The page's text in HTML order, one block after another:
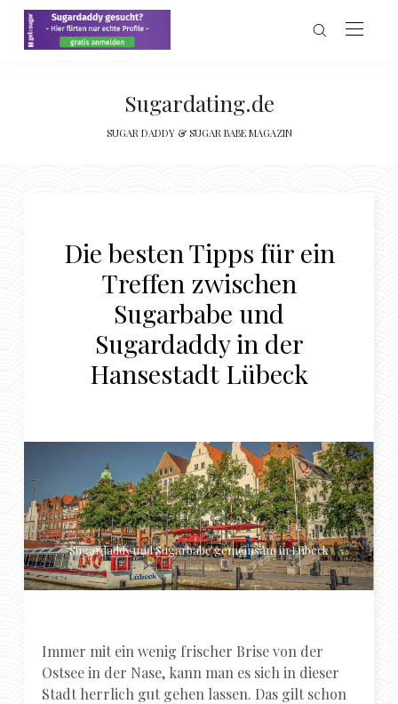
Sugardating.de
SUGAR DADDY & SUGAR BABE MAGAZIN
Die besten Tipps für ein
Treffen zwischen
Sugarbabe und
Sugardaddy in der
Hansestadt Lübeck
Sugardaddy und Sugarbabe gemeinsam in Lübeck
Immer mit ein wenig frischer Brise von der
Ostsee in der Nase, kann man es sich in dieser
Stadt herrlich gut gehen lassen. Das gilt schon